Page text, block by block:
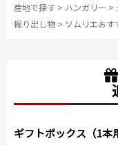
産地で探す > ハンガリー >
掘り出し物 > ソムリエおす
ギフトボックス（1本